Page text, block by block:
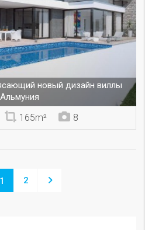
новый дизайн виллы
165m² 8
1 2